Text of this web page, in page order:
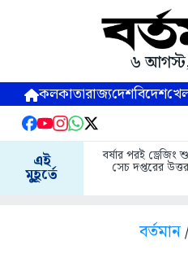
৬
কলকাতারাজ্যদেশবিদেশ
এই
মুহূর্তে
বর্ষার পরই
সেচ দপ্তরের
বর্তমান